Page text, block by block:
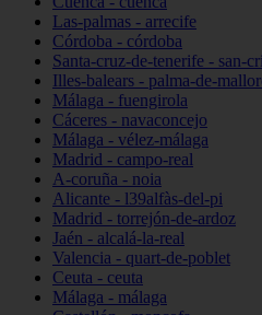
Las-palmas - arrecife
Córdoba - córdoba
Santa-cruz-de-tenerife - san-
Illes-balears - palma-de-
Málaga - fuengirola
Cáceres - navaconcejo
Málaga - vélez-málaga
Madrid - campo-real
A-coruña - noia
Alicante - l39alfàs-del-pi
Madrid - torrejón-de-ardoz
Jaén - alcalá-la-real
Valencia - quart-de-poblet
Ceuta - ceuta
Málaga - málaga